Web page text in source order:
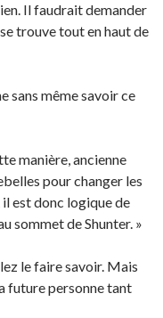
Il faudrait demander
trouve tout en haut de
sans même savoir ce
manière, ancienne
pour changer les
est donc logique de
sommet de Shunter. »
le faire savoir. Mais
future personne tant